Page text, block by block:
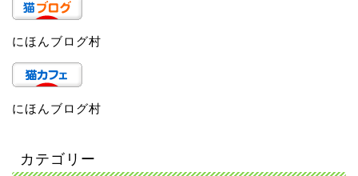
にほんブログ村
にほんブログ村
カテゴリー